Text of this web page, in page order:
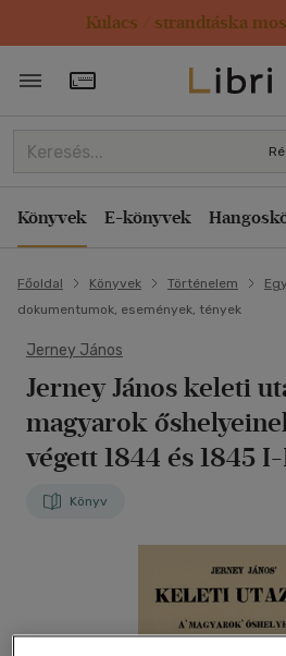
Kulacs / strandtáska
Törzsvásárlói Kártya
Könyvek E-könyvek
Főoldal Könyvek Történelem
dokumentumok, események, tények
Jerney János
Jerney János keleti
magyarok
végett 1844 és 1845
Könyv